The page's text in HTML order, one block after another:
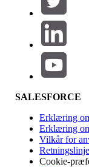
Produktområde
SALESFORCE
Erklæring
Erklæring
Vilkår for
Cookie-